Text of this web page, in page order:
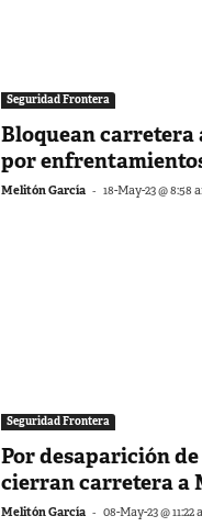
Seguridad Frontera
Bloquean
por
Melitón García - 18-May-23 @ 8:58
Seguridad Frontera
Por desaparición
cierran carretera a
Melitón García - 08-May-23 @ 11:22